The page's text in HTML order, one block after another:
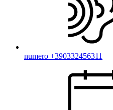
numero +390332456311